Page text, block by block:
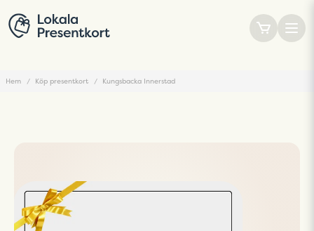
Hem Köp presentkort Kungsbacka Innerstad